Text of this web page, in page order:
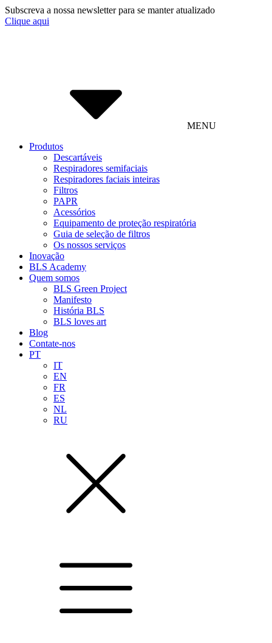
Subscreva a nossa newsletter para se manter atualizado
Clique aqui
MENU
Produtos
Descartáveis
Respiradores semifaciais
Respiradores faciais inteiras
Filtros
PAPR
Acessórios
Equipamento de proteção respiratória
Guia de seleção de filtros
Os nossos serviços
Inovação
BLS Academy
Quem somos
BLS Green Project
Manifesto
História BLS
BLS loves art
Blog
Contate-nos
PT
IT
EN
FR
ES
NL
RU